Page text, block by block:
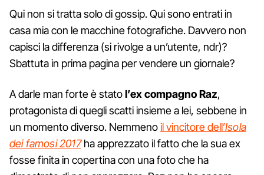
Qui non si tratta solo di gossip. Qui sono entrati in
casa mia con le macchine fotografiche. Davvero non
capisci la differenza (si rivolge a un’utente, ndr)?
Sbattuta in prima pagina per vendere un giornale?
A darle man forte è statol’ex compagno Raz,
protagonista di quegli scatti insieme a lei, sebbene in
un momento diverso. Nemmenoil vincitore dell’Isola
dei famosi 2017ha apprezzato il fatto che la sua ex
fosse finita in copertina con una foto che ha